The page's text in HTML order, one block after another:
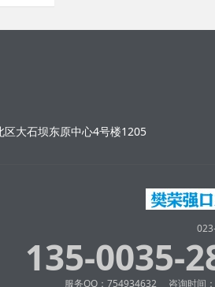
大石坝东原中心4号楼1205
135-0035-
服务QQ：754934632 咨询时间